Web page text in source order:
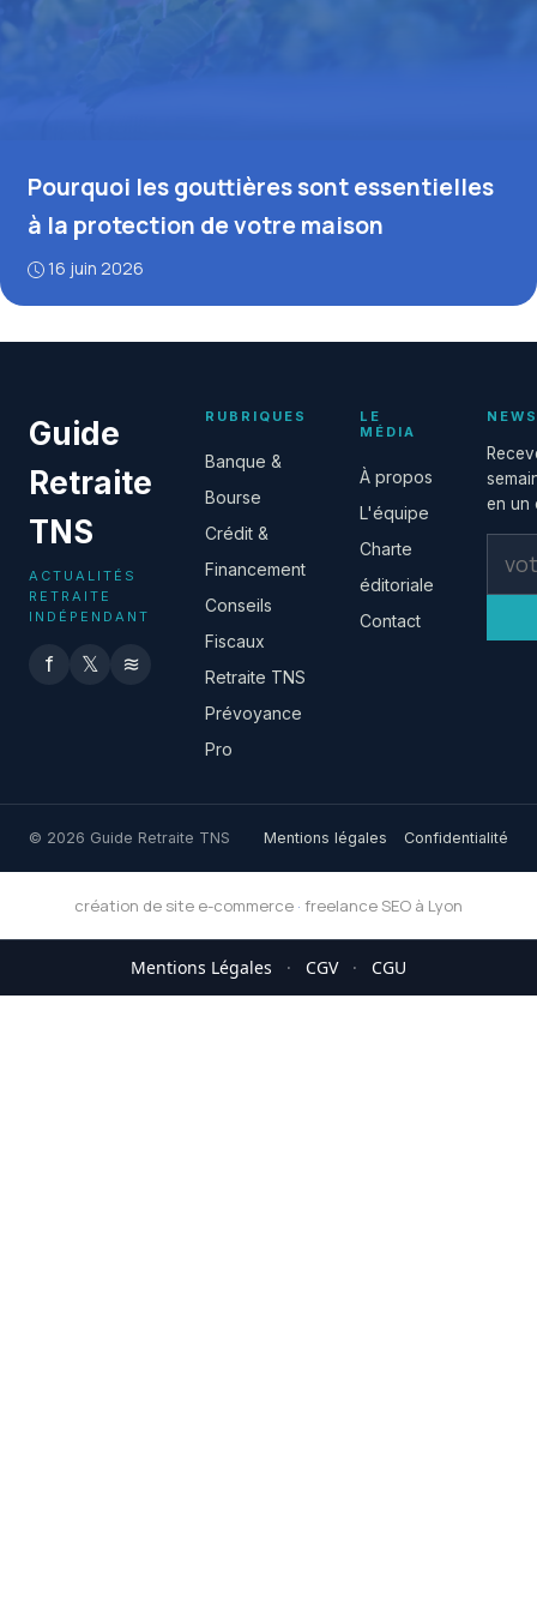
Pourquoi les gouttières sont essentielles
à la protection de votre maison
16 juin 2026
Guide
Retraite
TNS
ACTUALITÉS
RETRAITE
INDÉPENDANT
f 𝕏 ≋
RUBRIQUES
Banque &
Bourse
Crédit &
Financement
Conseils
Fiscaux
Retraite TNS
Prévoyance
Pro
LE
MÉDIA
À propos
L'équipe
Charte
éditoriale
Contact
en un
© 2026 Guide Retraite TNS Mentions légales Confidentialité
création de site e-commerce · freelance SEO à Lyon
Mentions Légales · CGV · CGU